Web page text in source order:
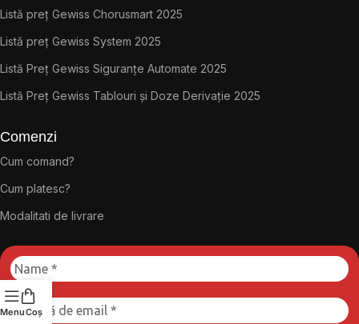
Listă preț Gewiss Chorusmart 2025
Listă preț Gewiss System 2025
Listă Preț Gewiss Siguranțe Automate 2025
Listă Preț Gewiss Tablouri și Doze Derivație 2025
Comenzi
Cum comand?
Cum platesc?
Modalitati de livrare
MenuCoș